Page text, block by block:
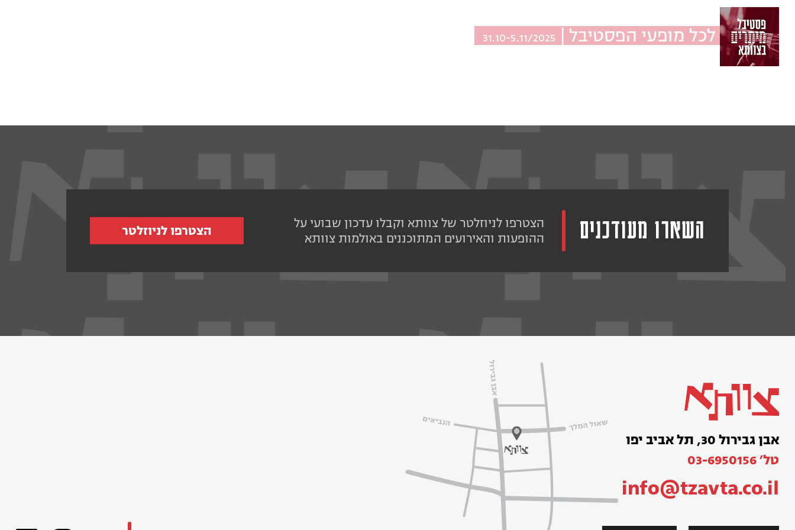
לכל מופעי הפסטיבל | 31.10-5.11/2025
השארו מעודכנים
הצטרפו לניוזלטר של צוותא וקבלו עדכון שבועי על
ההופעות והאירועים המתוכננים באולמות צוותא
הצטרפו לניוזלטר
אבן גבירול 30, תל אביב יפו
טל׳ 03-6950156
info@tzavta.co.il